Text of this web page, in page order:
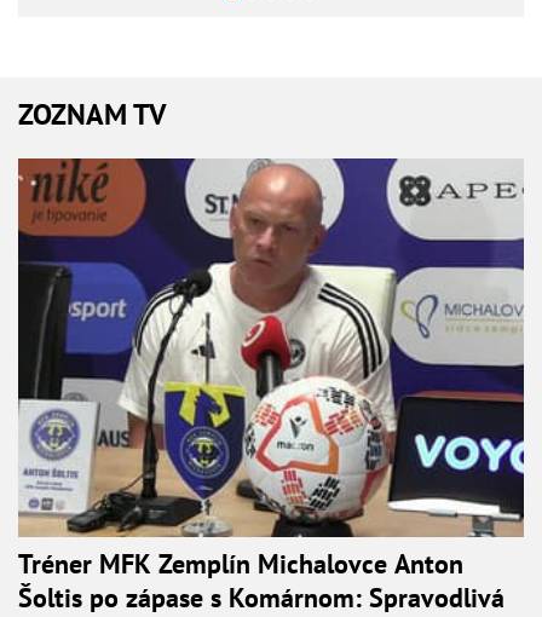
ZOZNAM TV
Tréner MFK Zemplín Michalovce Anton
Šoltis po zápase s Komárnom: Spravodlivá